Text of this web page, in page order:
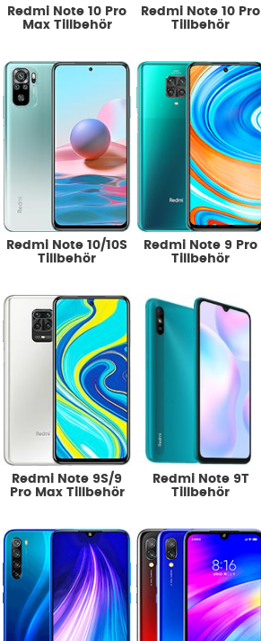
Redmi Note 10 Pro
Max Tillbehör
Redmi Note 10 Pro
Tillbehör
Redmi Note 10/10S
Tillbehör
Redmi Note 9 Pro
Tillbehör
Redmi Note 9S/9
Pro Max Tillbehör
Redmi Note 9T
Tillbehör